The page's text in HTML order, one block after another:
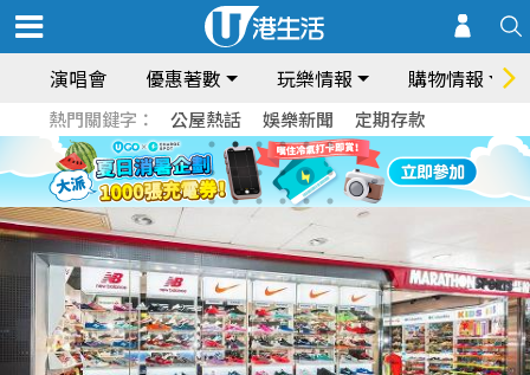
演唱會 優惠著數 玩樂情報 購物情報
熱門關鍵字： 公屋熱話 娛樂新聞 定期存款